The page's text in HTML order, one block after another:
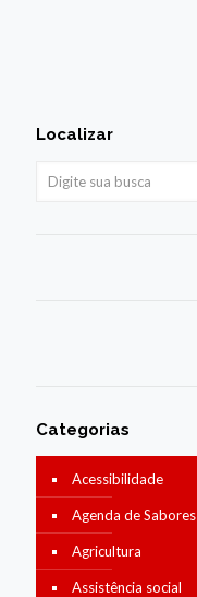
Localizar
Categorias
Acessibilidade
Agenda de Sabores
Agricultura
Assistência social